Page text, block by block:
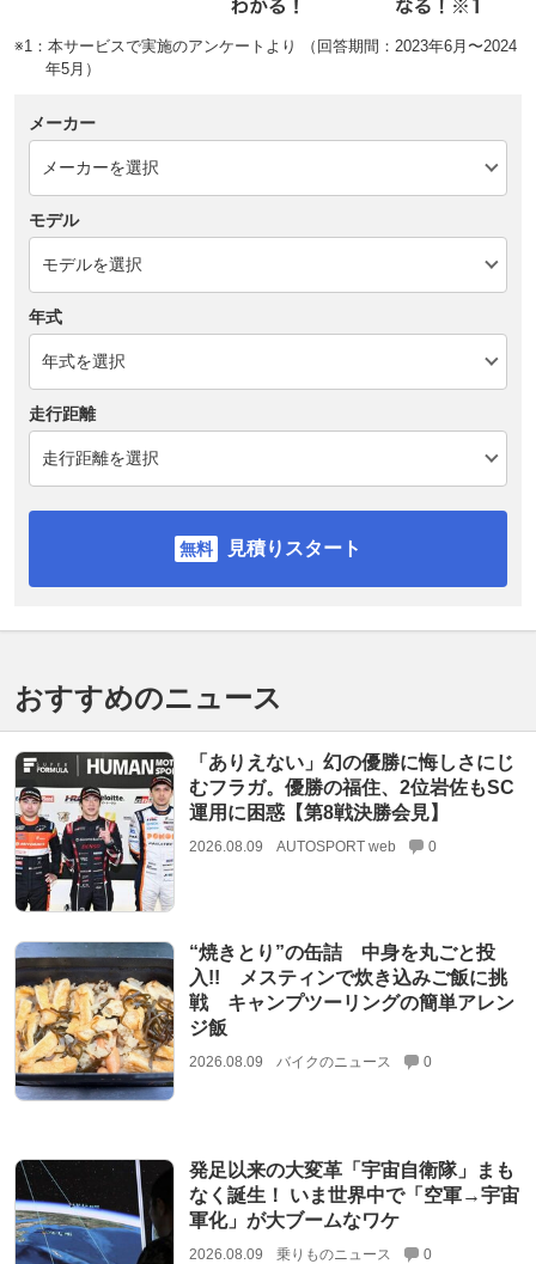
※1：本サービスで実施のアンケートより （回答期間：2023年6月〜2024
年5月）
メーカー
モデル
年式
走行距離
見積りスタート
おすすめのニュース
「ありえない」幻の優勝に悔しさにじ
むフラガ。優勝の福住、2位岩佐もSC
運用に困惑【第8戦決勝会見】
2026.08.09 AUTOSPORT web 0
“焼きとり”の缶詰 中身を丸ごと投
入!! メスティンで炊き込みご飯に挑
戦 キャンプツーリングの簡単アレン
ジ飯
2026.08.09 バイクのニュース 0
発足以来の大変革「宇宙自衛隊」まも
なく誕生！ いま世界中で「空軍→宇宙
軍化」が大ブームなワケ
2026.08.09 乗りものニュース 0